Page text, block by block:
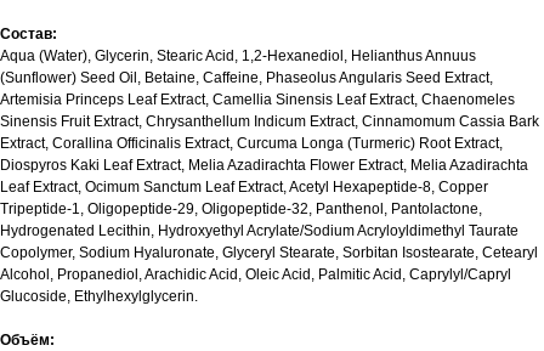
Состав:
Aqua (Water), Glycerin, Stearic Acid, 1,2-Hexanediol, Helianthus Annuus
(Sunflower) Seed Oil, Betaine, Caffeine, Phaseolus Angularis Seed Extract,
Artemisia Princeps Leaf Extract, Camellia Sinensis Leaf Extract, Chaenomeles
Sinensis Fruit Extract, Chrysanthellum Indicum Extract, Cinnamomum Cassia Bark
Extract, Corallina Officinalis Extract, Curcuma Longa (Turmeric) Root Extract,
Diospyros Kaki Leaf Extract, Melia Azadirachta Flower Extract, Melia Azadirachta
Leaf Extract, Ocimum Sanctum Leaf Extract, Acetyl Hexapeptide-8, Copper
Tripeptide-1, Oligopeptide-29, Oligopeptide-32, Panthenol, Pantolactone,
Hydrogenated Lecithin, Hydroxyethyl Acrylate/Sodium Acryloyldimethyl Taurate
Copolymer, Sodium Hyaluronate, Glyceryl Stearate, Sorbitan Isostearate, Cetearyl
Alcohol, Propanediol, Arachidic Acid, Oleic Acid, Palmitic Acid, Caprylyl/Capryl
Glucoside, Ethylhexylglycerin.
Объём: